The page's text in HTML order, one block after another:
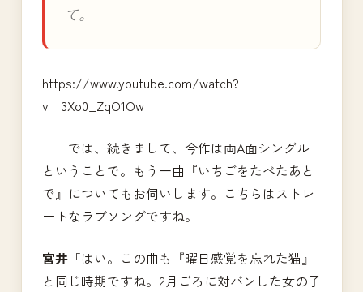
て。
https://www.youtube.com/watch?
v=3Xo0_ZqO1Ow
──では、続きまして、今作は両A面シングル
ということで。もう一曲『いちごをたべたあと
で』についてもお伺いします。こちらはストレ
ートなラブソングですね。
宮井 「はい。この曲も『曜日感覚を忘れた猫』
と同じ時期ですね。2月ごろに対バンした女の子